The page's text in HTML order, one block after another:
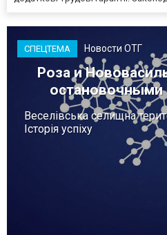
СПЕЦТЕМА Новости ОТГ
Роза и
остановочными
Веселівська селищна
Історія успіху